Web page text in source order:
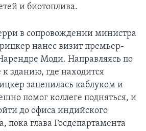
и биотоплива.
в сопровождении министра
нанес визит премьер-
Моди. Направляясь по
зданию, где находится
зацепилась каблуком и
помог коллеге подняться, и
до офиса индийского
пока глава Госдепартамента